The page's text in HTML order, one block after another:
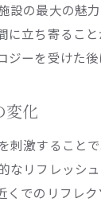
リフ
リフ
設の最大の魅
立ち寄るこ
ーを受けた
変化
激すること
なリフレッシ
でのリフレ